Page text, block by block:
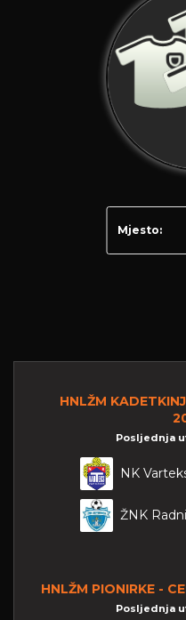
Mjesto:
HNLŽM
Posljednja
NK
ŽNK
HNLŽM PIONIRKE -
Posljednja